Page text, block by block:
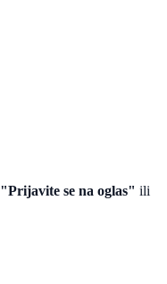
"Prijavite se na oglas" ili